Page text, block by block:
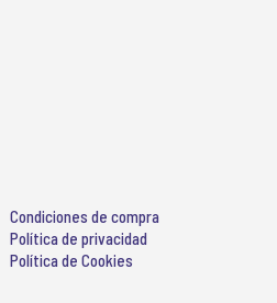
Condiciones de compra
Política de privacidad
Política de Cookies